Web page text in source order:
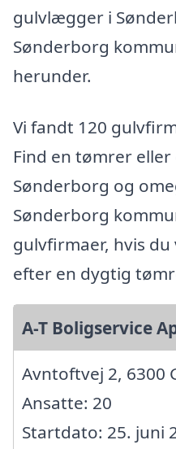
gulvlægger i
Sønderborg
herunder.
Vi fandt 120
Find en tømrer
Sønderborg og
Sønderborg
gulvfirmaer, hvis
efter en dygtig
A-T Boligservice
Avntoftvej 2, 6300
Ansatte: 20
Startdato: 25. juni